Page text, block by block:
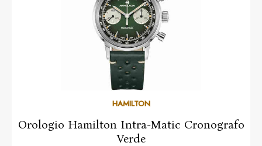
HAMILTON
Orologio Hamilton Intra-Matic Cronografo
Verde